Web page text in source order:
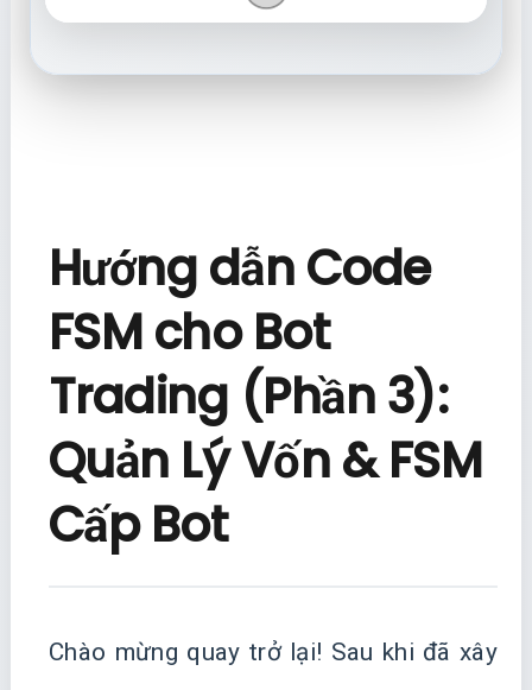
Hướng dẫn Code
FSM cho Bot
Trading (Phần 3):
Quản Lý Vốn & FSM
Cấp Bot
Chào mừng quay trở lại! Sau khi đã xây